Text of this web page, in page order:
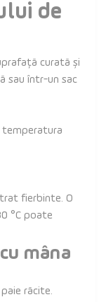
de
curată și
sau într-un sac
fierbinte. O
°C poate
mâna
răcite.